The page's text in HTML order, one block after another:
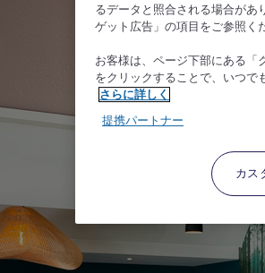
るデータと照合される場合があ
ゲット広告」の項目をご参照く
お客様は、ページ下部にある「
をクリックすることで、いつで
さらに詳しく
提携パートナー
カス